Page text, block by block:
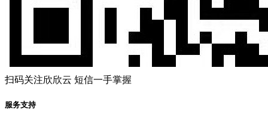
扫码关注欣欣云 短信一手掌握
服务支持